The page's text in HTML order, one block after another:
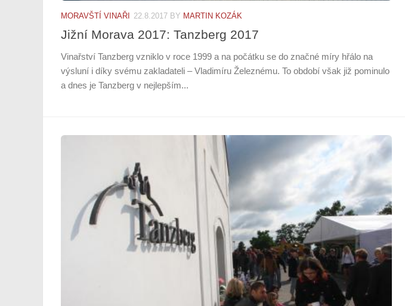
MORAVŠTÍ VINAŘI 22.8.2017 BY MARTIN KOZÁK
Jižní Morava 2017: Tanzberg 2017
Vinařství Tanzberg vzniklo v roce 1999 a na počátku se do značné míry hřálo na
výsluní i díky svému zakladateli – Vladimíru Železnému. To období však již pominulo
a dnes je Tanzberg v nejlepším...